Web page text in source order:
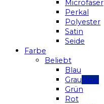
Microfaser
Perkal
Polyester
Satin
Seide
Farbe
Beliebt
Blau
Grau
Grün
Rot